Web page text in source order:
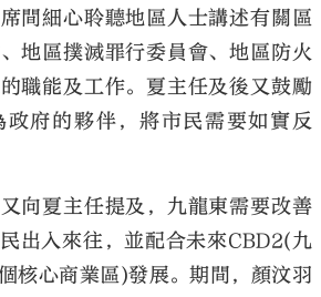
席間細心聆聽地區人士講述有關區
地區撲滅罪行委員會、地區防火
職能及工作。夏主任及後又鼓勵
政府的夥伴，將市民需要如實反
向夏主任提及，九龍東需要改善
出入來往，並配合未來CBD2(九
核心商業區)發展。期間，顏汶羽